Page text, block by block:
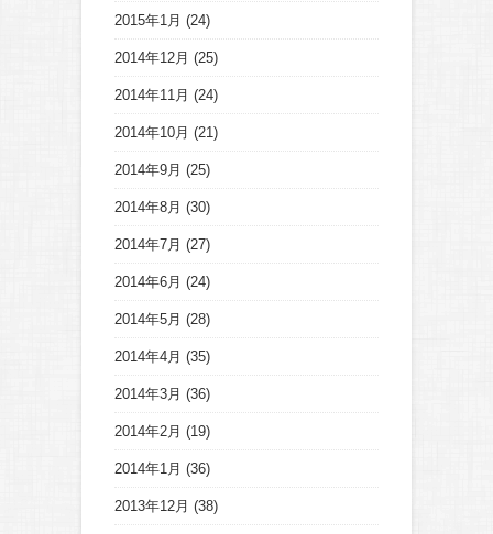
2015年1月 (24)
2014年12月 (25)
2014年11月 (24)
2014年10月 (21)
2014年9月 (25)
2014年8月 (30)
2014年7月 (27)
2014年6月 (24)
2014年5月 (28)
2014年4月 (35)
2014年3月 (36)
2014年2月 (19)
2014年1月 (36)
2013年12月 (38)